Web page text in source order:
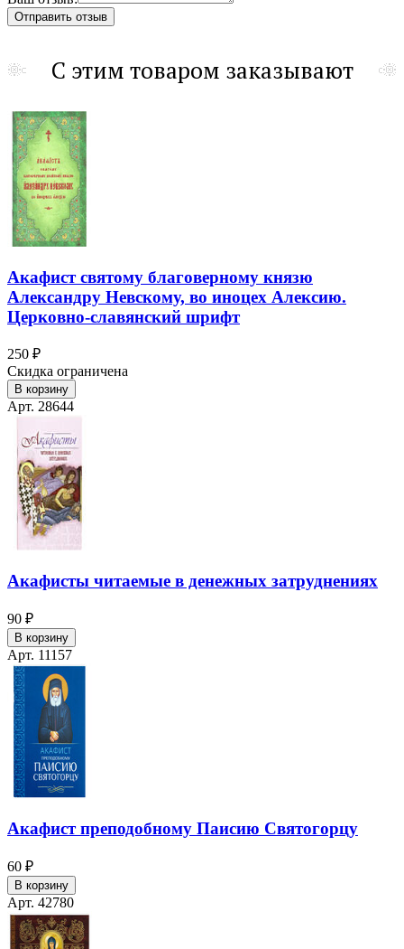
С этим товаром заказывают
Акафист святому благоверному князю
Александру Невскому, во иноцех Алексию.
Церковно-славянский шрифт
250 ₽
Скидка ограничена
В корзину
Арт. 28644
Акафисты читаемые в денежных затруднениях
90 ₽
В корзину
Арт. 11157
Акафист преподобному Паисию Святогорцу
60 ₽
В корзину
Арт. 42780